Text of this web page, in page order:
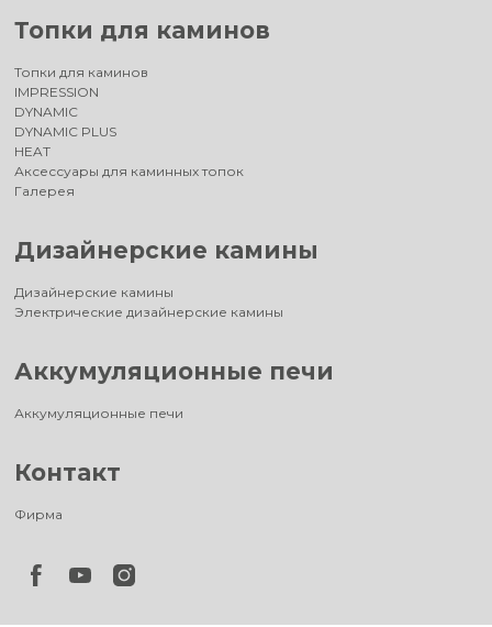
Топки для каминов
Топки для каминов
IMPRESSION
DYNAMIC
DYNAMIC PLUS
HEAT
Аксессуары для каминных топок
Галерея
Дизайнерские камины
Дизайнерские камины
Электрические дизайнерские камины
Аккумуляционные печи
Аккумуляционные печи
Контакт
Фирма